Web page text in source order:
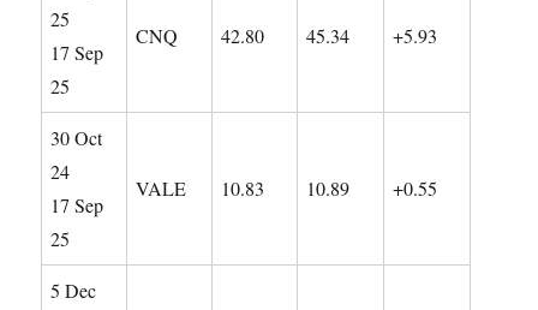
25
17 Sep
25
CNQ 42.80 45.34 +5.93
30 Oct
24
17 Sep
25
VALE 10.83 10.89 +0.55
5 Dec